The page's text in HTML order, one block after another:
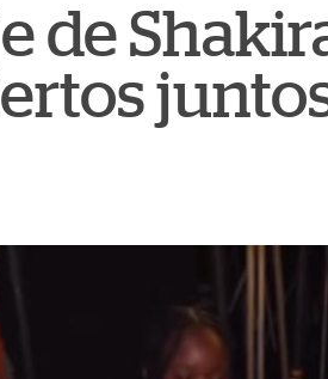
de